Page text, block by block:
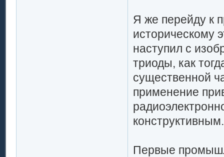
Я же перейду к
историческому
наступил с
триоды, как
существенной
применение
конструктивным.
Первые